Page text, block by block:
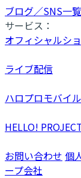
ブログ／SNS一覧
サービス：
オフィシャルシ
ライブ配信
ハロプロモバイル
HELLO!
お問い合わせ 個
ープ会社